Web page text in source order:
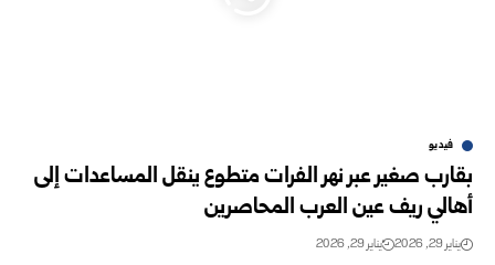
فيديو
بقارب صغير عبر نهر الفرات متطوع ينقل المساعدات إلى
أهالي ريف عين العرب المحاصرين
يناير 29, 2026 يناير 29, 2026